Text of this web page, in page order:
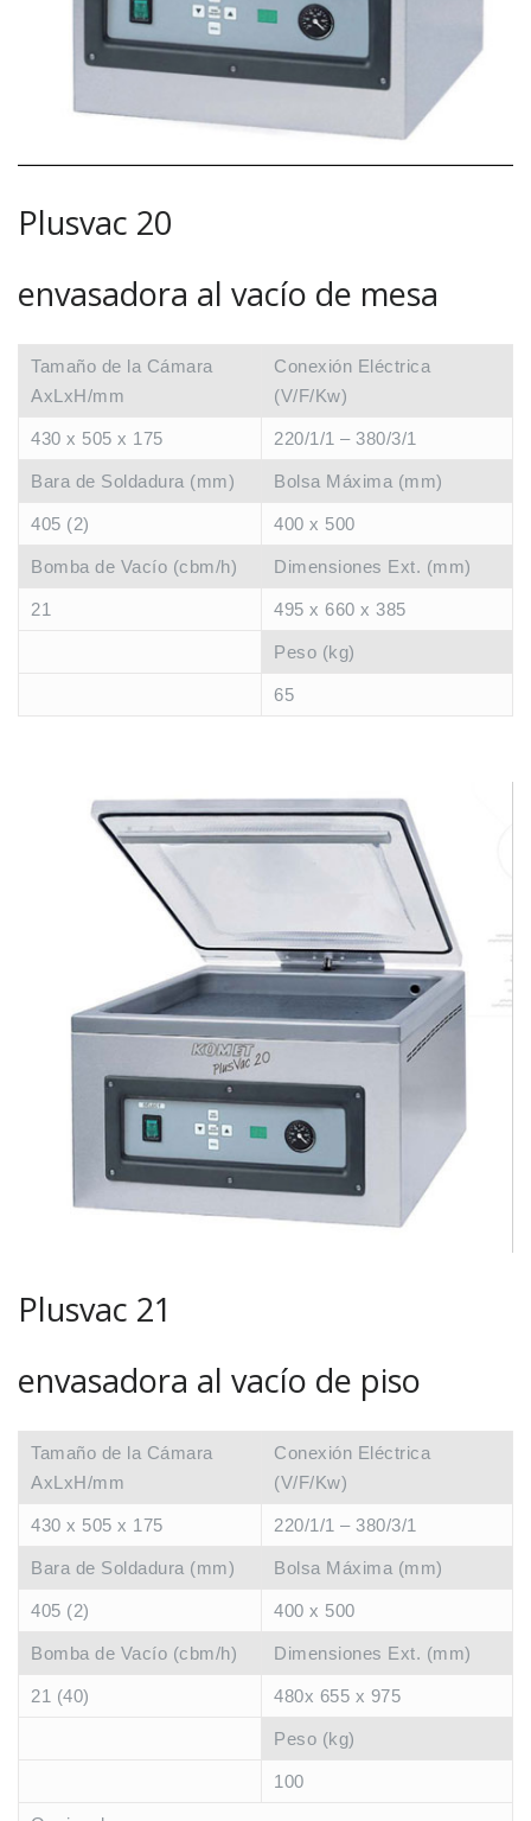
Plusvac 20
envasadora al vacío de mesa
Tamaño de la Cámara
AxLxH/mm
Conexión Eléctrica
(V/F/Kw)
430 x 505 x 175 220/1/1 – 380/3/1
Bara de Soldadura (mm) Bolsa Máxima (mm)
405 (2) 400 x 500
Bomba de Vacío (cbm/h) Dimensiones Ext. (mm)
21 495 x 660 x 385
Peso (kg)
65
Plusvac 21
envasadora al vacío de piso
Tamaño de la Cámara
AxLxH/mm
Conexión Eléctrica
(V/F/Kw)
430 x 505 x 175 220/1/1 – 380/3/1
Bara de Soldadura (mm) Bolsa Máxima (mm)
405 (2) 400 x 500
Bomba de Vacío (cbm/h) Dimensiones Ext. (mm)
21 (40) 480x 655 x 975
Peso (kg)
100